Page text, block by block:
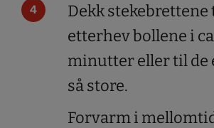
Dekk stekebrettene
etterhev bollene i
minutter eller til de
så store.
Forvarm i